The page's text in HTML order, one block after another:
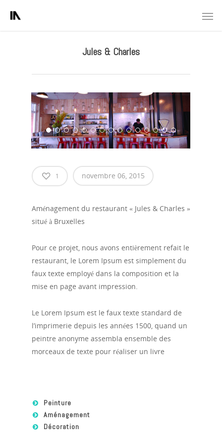
Jules & Charles
1 novembre 06, 2015
Aménagement du restaurant « Jules & Charles »
situé à Bruxelles
Pour ce projet, nous avons entièrement refait le
restaurant, le Lorem Ipsum est simplement du
faux texte employé dans la composition et la
mise en page avant impression.
Le Lorem Ipsum est le faux texte standard de
l’imprimerie depuis les années 1500, quand un
peintre anonyme assembla ensemble des
morceaux de texte pour réaliser un livre
Peinture
Aménagement
Décoration